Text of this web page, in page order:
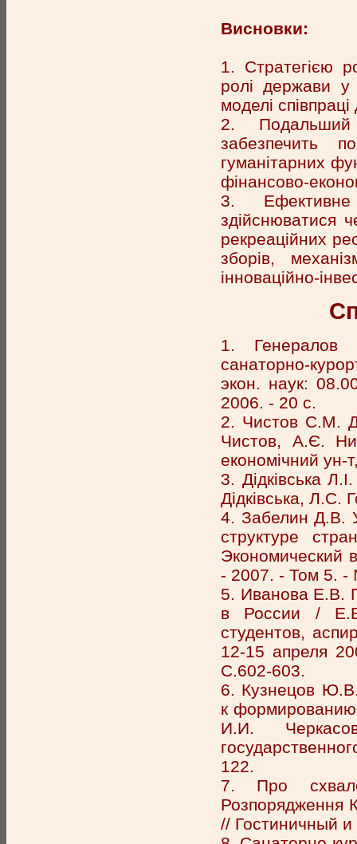
Висновки:
1. Стратегією
ролі держави
моделі
2. Подальший
забезпечить
гуманітарних
фінансово-
3. Ефективне
здійснюватися
рекреаційних
зборів,
інноваційно-
1. Генералов
санаторно-
экон. наук:
2006. - 20 с.
2. Чистов С.М.
Чистов, А.Є.
економічний ун-
3. Дідківська
Дідківська, Л.С.
4. Забелин Д.В.
структуре
Экономический
- 2007. - Том 5.
5. Иванова Е.В.
в России /
студентов,
12-15 апреля
С.602-603.
6. Кузнецов Ю.В.
к формированию
И.И.
122.
7. Про
Розпорядження
// Гостиничный